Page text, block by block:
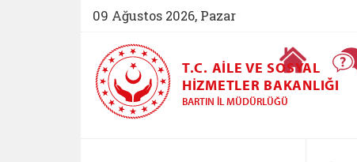
09 Ağustos 2026, Pazar
Ana Sayfa
T.C. AILE VE SOSYAL
HIZMETLER BAKANLIĞI
BARTIN İL MÜDÜRLÜĞÜ